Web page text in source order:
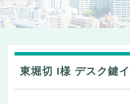
東堀切 I様 デスク鍵